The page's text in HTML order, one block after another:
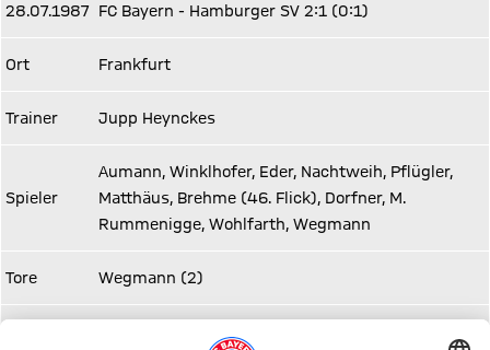
28.07.1987 FC Bayern - Hamburger SV 2:1 (0:1)
Ort Frankfurt
Trainer Jupp Heynckes
Spieler
Aumann, Winklhofer, Eder, Nachtweih, Pflügler,
Matthäus, Brehme (46. Flick), Dorfner, M.
Rummenigge, Wohlfarth, Wegmann
Tore Wegmann (2)